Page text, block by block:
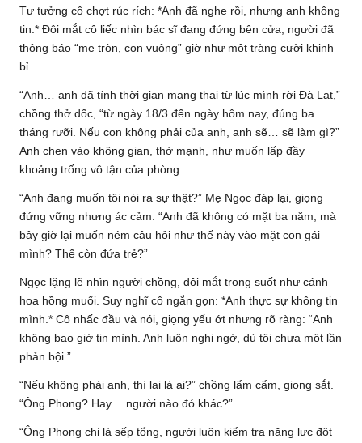
Tư tưởng cô chợt rúc rích: *Anh đã nghe rồi, nhưng anh không
tin.* Đôi mắt cô liếc nhìn bác sĩ đang đứng bên cửa, người đã
thông báo “mẹ tròn, con vuông” giờ như một tràng cười khinh
bỉ.
“Anh… anh đã tính thời gian mang thai từ lúc mình rời Đà Lạt,”
chồng thở dốc, “từ ngày 18/3 đến ngày hôm nay, đúng ba
tháng rưỡi. Nếu con không phải của anh, anh sẽ… sẽ làm gì?”
Anh chen vào không gian, thở mạnh, như muốn lấp đầy
khoảng trống vô tận của phòng.
“Anh đang muốn tôi nói ra sự thật?” Mẹ Ngọc đáp lại, giọng
đứng vững nhưng ác cảm. “Anh đã không có mặt ba năm, mà
bây giờ lại muốn ném câu hỏi như thế này vào mặt con gái
mình? Thế còn đứa trẻ?”
Ngọc lặng lẽ nhìn người chồng, đôi mắt trong suốt như cánh
hoa hồng muối. Suy nghĩ cô ngắn gọn: *Anh thực sự không tin
mình.* Cô nhấc đầu và nói, giọng yếu ớt nhưng rõ ràng: “Anh
không bao giờ tin mình. Anh luôn nghi ngờ, dù tôi chưa một lần
phản bội.”
“Nếu không phải anh, thì lại là ai?” chồng lẩm cẩm, giọng sắt.
“Ông Phong? Hay… người nào đó khác?”
“Ông Phong chỉ là sếp tổng, người luôn kiểm tra năng lực đột